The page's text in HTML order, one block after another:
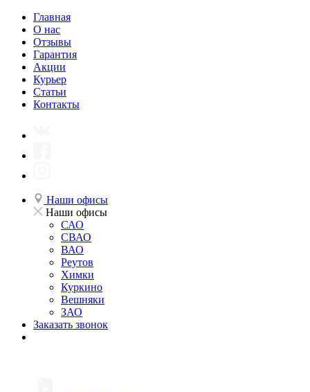
Главная
О нас
Отзывы
Гарантия
Акции
Курьер
Статьи
Контакты
Наши офисы
Наши офисы
САО
СВАО
ВАО
Реутов
Химки
Куркино
Вешняки
ЗАО
Заказать звонок